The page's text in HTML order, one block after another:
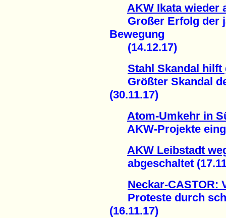
AKW Ikata wieder
Großer Erfolg der
Bewegung
(14.12.17)
Stahl Skandal hilft
Größter Skandal
(30.11.17)
Atom-Umkehr in
AKW-Projekte
AKW Leibstadt
abgeschaltet
Neckar-CASTOR:
Proteste durch
(16.11.17)